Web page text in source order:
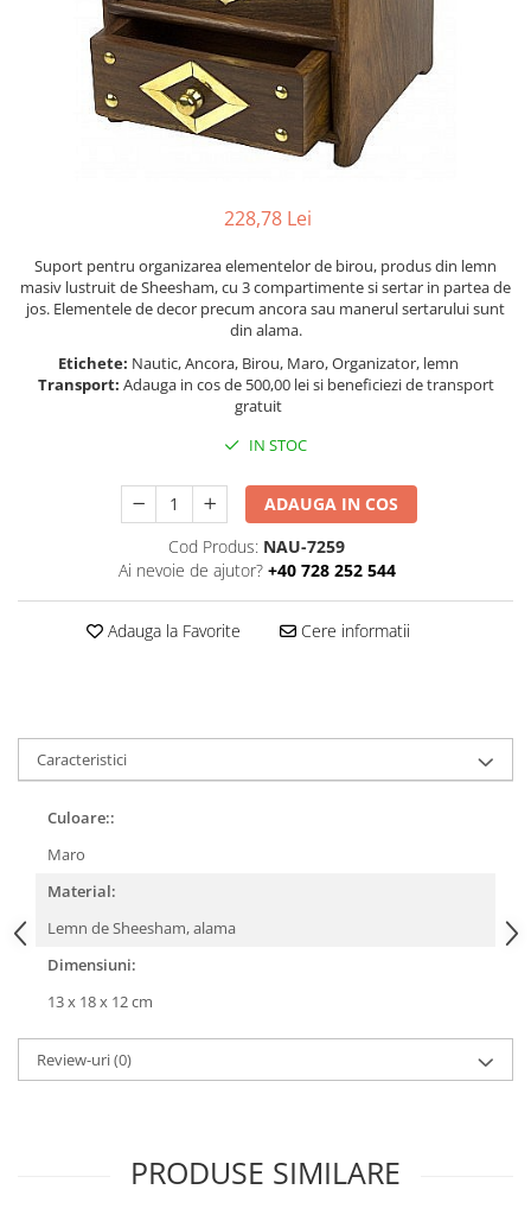
Barci, vapoare, ambarcatiuni
Decoratiuni care se agata
228,78 Lei
Suport pentru organizarea elementelor de birou, produs din lemn
masiv lustruit de Sheesham, cu 3 compartimente si sertar in partea de
jos. Elementele de decor precum ancora sau manerul sertarului sunt
din alama.
Etichete: Nautic, Ancora, Birou, Maro, Organizator, lemn
Transport: Adauga in cos de 500,00 lei si beneficiezi de transport
gratuit
IN STOC
ADAUGA IN COS
Cod Produs: NAU-7259
Ai nevoie de ajutor? +40 728 252 544
Adauga la Favorite Cere informatii
Caracteristici
Culoare::
Maro
Material:
Lemn de Sheesham, alama
Dimensiuni:
13 x 18 x 12 cm
Review-uri(0)
PRODUSE SIMILARE